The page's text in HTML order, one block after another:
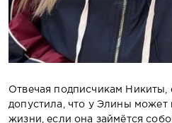
Отвечая подписчикам Никиты,
допустила, что у Элины может
жизни, если она займётся